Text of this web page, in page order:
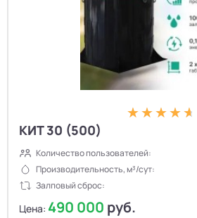
КИТ 30 (500)
Количество пользователей:
Производительность, м³/сут:
Залповый сброс:
Цена: 490 000 руб.